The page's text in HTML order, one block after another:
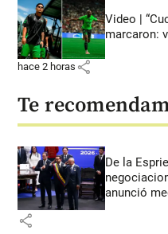
Video |
marcaron:
hace 2 horas share
Te
De la
anunció
share